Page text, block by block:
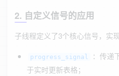
2. 自定义信号的应用
子线程定义了3个核心信号，实
progress_signal
：传递
于实时更新表格；